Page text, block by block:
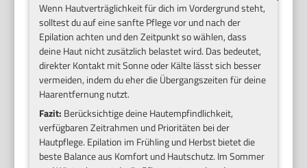
Wenn Hautverträglichkeit für dich im Vordergrund steht,
solltest du auf eine sanfte Pflege vor und nach der
Epilation achten und den Zeitpunkt so wählen, dass
deine Haut nicht zusätzlich belastet wird. Das bedeutet,
direkter Kontakt mit Sonne oder Kälte lässt sich besser
vermeiden, indem du eher die Übergangszeiten für deine
Haarentfernung nutzt.
Fazit: Berücksichtige deine Hautempfindlichkeit,
verfügbaren Zeitrahmen und Prioritäten bei der
Hautpflege. Epilation im Frühling und Herbst bietet die
beste Balance aus Komfort und Hautschutz. Im Sommer